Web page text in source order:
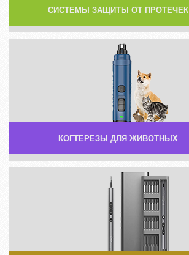
СИСТЕМЫ ЗАЩИТЫ ОТ ПРОТЕЧЕК
КОГТЕРЕЗЫ ДЛЯ ЖИВОТНЫХ